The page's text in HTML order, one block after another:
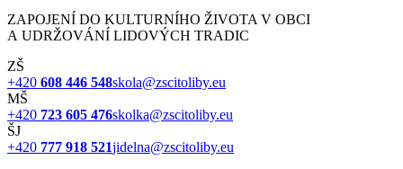
ZAPOJENÍ DO KULTURNÍHO ŽIVOTA V OBCI
A UDRŽOVÁNÍ LIDOVÝCH TRADIC
ZŠ
+420 608 446 548skola@zscitoliby.eu
MŠ
+420 723 605 476skolka@zscitoliby.eu
ŠJ
+420 777 918 521jidelna@zscitoliby.eu